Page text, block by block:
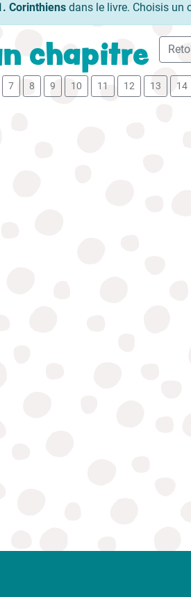
Corinthiens dans le livre. Choisis un
chapitre
7 8 9 10 11 12 13 14